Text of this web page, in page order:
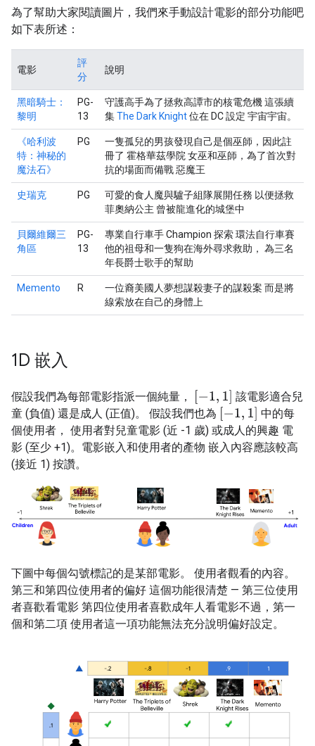
為了幫助大家閱讀圖片，我們來手動設計電影的部分功能吧
如下表所述：
電影
評
分
說明
黑暗騎士：
黎明
PG-
13
守護高手為了拯救高譚市的核電危機 這張續
集The Dark Knight位在 DC 設定 宇宙宇宙。
《哈利波
特：神秘的
魔法石》
PG
一隻孤兒的男孩發現自己是個巫師，因此註
冊了 霍格華茲學院 女巫和巫師，為了首次對
抗的場面而備戰 惡魔王
史瑞克 PG
可愛的食人魔與驢子組隊展開任務 以便拯救
菲奧納公主 曾被龍進化的城堡中
貝爾維爾三
角區
PG-
13
專業自行車手 Champion 探索 環法自行車賽
他的祖母和一隻狗在海外尋求救助， 為三名
年長爵士歌手的幫助
Memento R
一位裔美國人夢想謀殺妻子的謀殺案 而是將
線索放在自己的身體上
1D 嵌入
假設我們為每部電影指派一個純量， −1,1]
該電影適合兒
童 (負值) 還是成人 (正值)。 假設我們也為
−1,1]
中的每
個使用者， 使用者對兒童電影 (近 -1 歲) 或成人的興趣 電
影 (至少 +1)。電影嵌入和使用者的產物 嵌入內容應該較高
(接近 1) 按讚。
下圖中每個勾號標記的是某部電影。 使用者觀看的內容。
第三和第四位使用者的偏好 這個功能很清楚 — 第三位使用
者喜歡看電影 第四位使用者喜歡成年人看電影不過，第一
個和第二項 使用者這一項功能無法充分說明偏好設定。